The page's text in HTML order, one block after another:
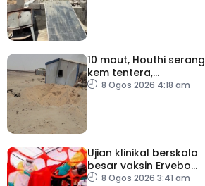
10 maut, Houthi serang
kem tentera,
penempatan pelarian
8 Ogos 2026 4:18 am
Ujian klinikal berskala
besar vaksin Ervebo
tangani wabak Ebola
8 Ogos 2026 3:41 am